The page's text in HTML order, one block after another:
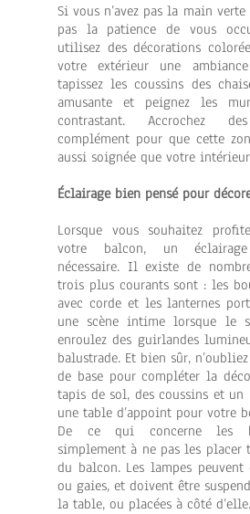
Si vous n’avez pas la main verte
pas la patience de vous
utilisez des décorations
votre extérieur une
tapissez les coussins des
amusante et peignez les
contrastant. Accrochez
complément pour que cette
aussi soignée que votre
Éclairage bien pensé pour
Lorsque vous souhaitez
votre balcon, un
nécessaire. Il existe de
trois plus courants sont : les
avec corde et les lanternes
une scène intime lorsque le
enroulez des guirlandes
balustrade. Et bien sûr,
de base pour compléter la
tapis de sol, des coussins et
une table d’appoint pour votre
De ce qui concerne les
simplement à ne pas les placer
du balcon. Les lampes peuvent
ou gaies, et doivent être
la table, ou placées à côté d’elle.